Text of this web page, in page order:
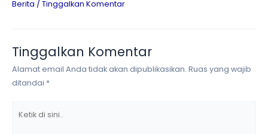
Berita / Tinggalkan Komentar
Tinggalkan Komentar
Alamat email Anda tidak akan dipublikasikan. Ruas yang wajib
ditandai *